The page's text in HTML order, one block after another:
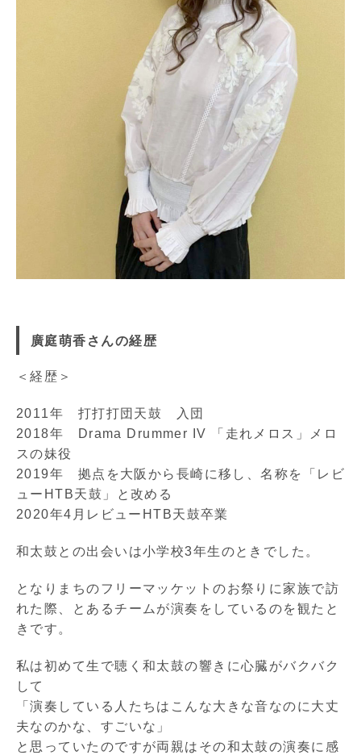
廣庭萌香さんの経歴
＜経歴＞
2011年 打打打団天鼓 入団
2018年 Drama Drummer IV 「走れメロス」メロ
スの妹役
2019年 拠点を大阪から長崎に移し、名称を「レビ
ューHTB天鼓」と改める
2020年4月レビューHTB天鼓卒業
和太鼓との出会いは小学校3年生のときでした。
となりまちのフリーマッケットのお祭りに家族で訪
れた際、とあるチームが演奏をしているのを観たと
きです。
私は初めて生で聴く和太鼓の響きに心臓がバクバク
して
「演奏している人たちはこんな大きな音なのに大丈
夫なのかな、すごいな」
と思っていたのですが両親はその和太鼓の演奏に感